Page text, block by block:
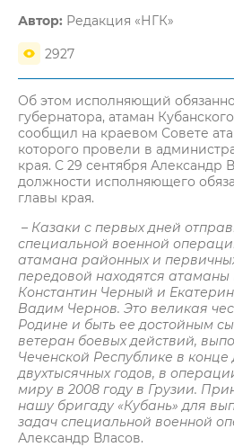
Автор: Редакция «НГК»
2927
Об этом исполняющий
губернатора, атаман
сообщил на краевом Совете
которого провели в
края. С 29 сентября Александр
должности исполняющего
главы края.
– Казаки с первых дней
специальной военной
атамана районных и
передовой находятся атаманы
Константин Черный и
Вадим Чернов. Это великая
Родине и быть ее достойным
ветеран боевых действий,
Чеченской Республике в
двухтысячных годов, в
миру в 2008 году в Грузии.
нашу бригаду «Кубань» для
задач специальной военной
Александр Власов.